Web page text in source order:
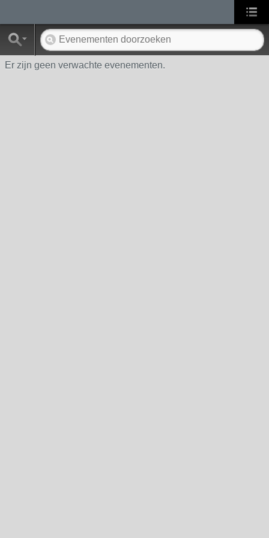
Er zijn geen verwachte evenementen.